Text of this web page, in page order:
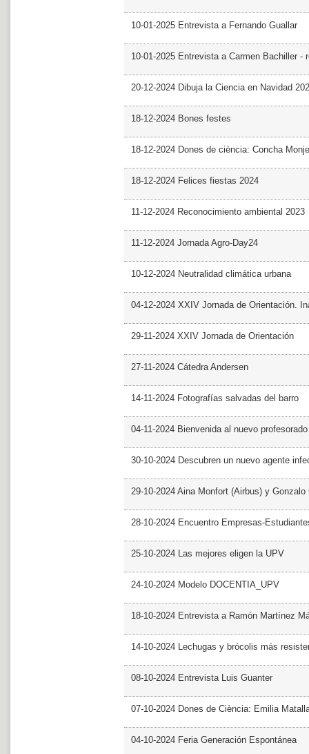
10-01-2025 Entrevista a Fernando Guallar
10-01-2025 Entrevista a Carmen Bachiller -
20-12-2024 Dibuja la Ciencia en Navidad
18-12-2024 Bones festes
18-12-2024 Dones de ciència: Concha Monje
18-12-2024 Felices fiestas 2024
11-12-2024 Reconocimiento ambiental 2023
11-12-2024 Jornada Agro-Day24
10-12-2024 Neutralidad climática urbana
04-12-2024 XXIV Jornada de Orientación.
29-11-2024 XXIV Jornada de Orientación
27-11-2024 Cátedra Andersen
14-11-2024 Fotografías salvadas del barro
04-11-2024 Bienvenida al nuevo profesorado
30-10-2024 Descubren un nuevo agente
29-10-2024 Aina Monfort (Airbus) y
28-10-2024 Encuentro Empresas-
25-10-2024 Las mejores eligen la UPV
24-10-2024 Modelo DOCENTIA_UPV
18-10-2024 Entrevista a Ramón Martínez
14-10-2024 Lechugas y brócolis más
08-10-2024 Entrevista Luis Guanter
07-10-2024 Dones de Ciència: Emilia
04-10-2024 Feria Generación Espontánea